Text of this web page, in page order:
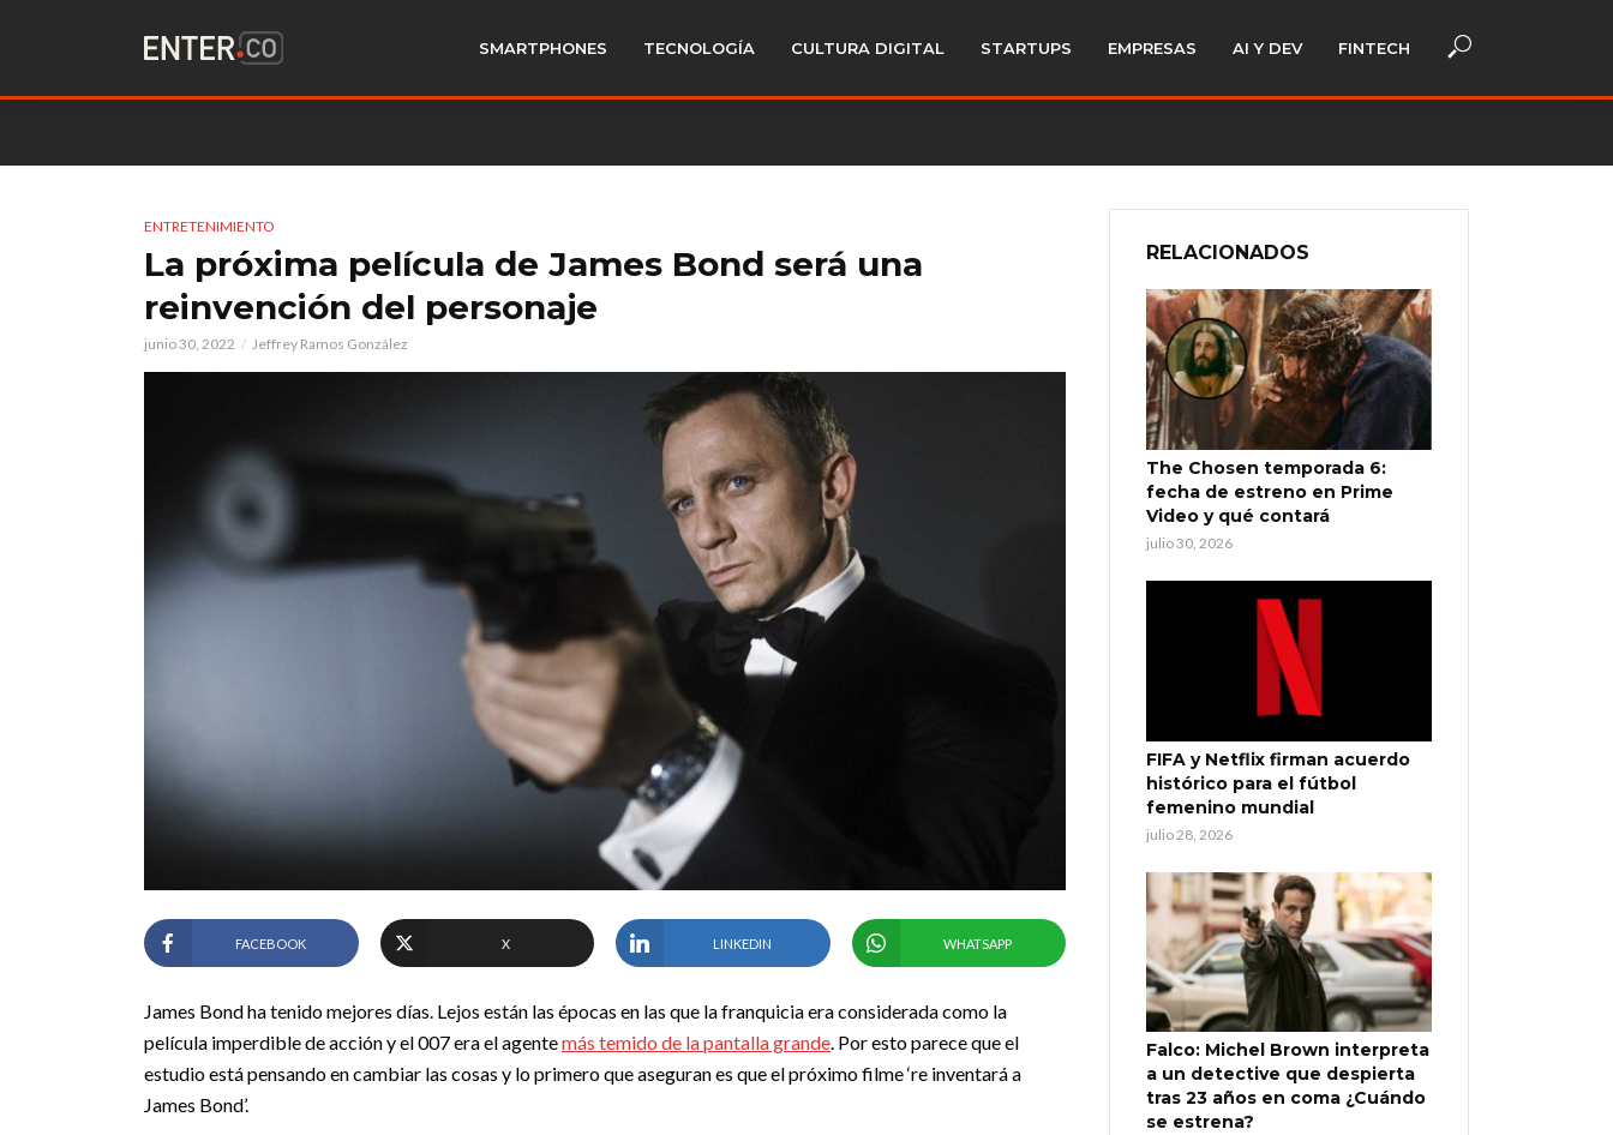
SMARTPHONES TECNOLOGÍA CULTURA DIGITAL STARTUPS EMPRESAS AI Y DEV FINTECH
ENTRETENIMIENTO
La próxima película de James Bond será una
reinvención del personaje
junio 30, 2022 Jeffrey Ramos González
FACEBOOK X LINKEDIN WHATSAPP
James Bond ha tenido mejores días. Lejos están las épocas en las que la franquicia era considerada como la
película imperdible de acción y el 007 era el agentemás temido de la pantalla grande. Por esto parece que el
estudio está pensando en cambiar las cosas y lo primero que aseguran es que el próximo filme ‘re inventará a
James Bond’.
RELACIONADOS
The Chosen temporada 6:
fecha de estreno en Prime
Video y qué contará
julio 30, 2026
FIFA y Netflix firman acuerdo
histórico para el fútbol
femenino mundial
julio 28, 2026
Falco: Michel Brown interpreta
a un detective que despierta
tras 23 años en coma ¿Cuándo
se estrena?